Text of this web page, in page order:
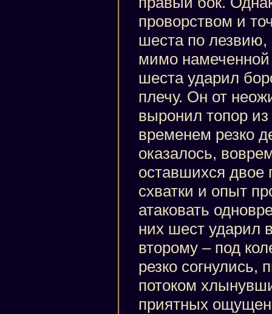
проворством и
шеста по лезвию,
мимо намеченной
шеста ударил
плечу. Он от
выронил топор
временем резко
оказалось,
оставшихся двое
схватки и опыт
атаковать
них шест ударил
второму – под
резко согнулись,
потоком
приятных